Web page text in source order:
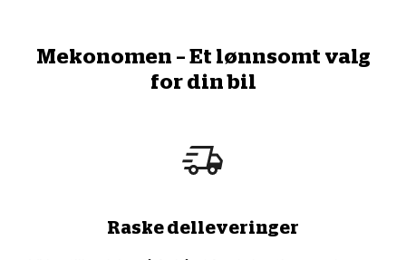
Mekonomen – Et lønnsomt valg
for din bil
Raske delleveringer